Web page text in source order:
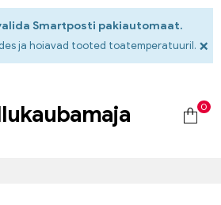
Smartposti pakiautomaat.
ja hoiavad tooted toatemperatuuril. ×
0